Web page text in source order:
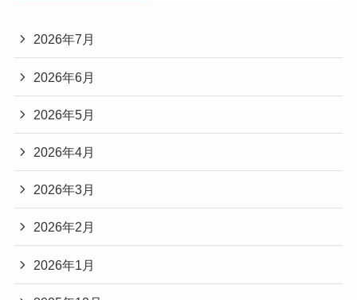
2026年7月
2026年6月
2026年5月
2026年4月
2026年3月
2026年2月
2026年1月